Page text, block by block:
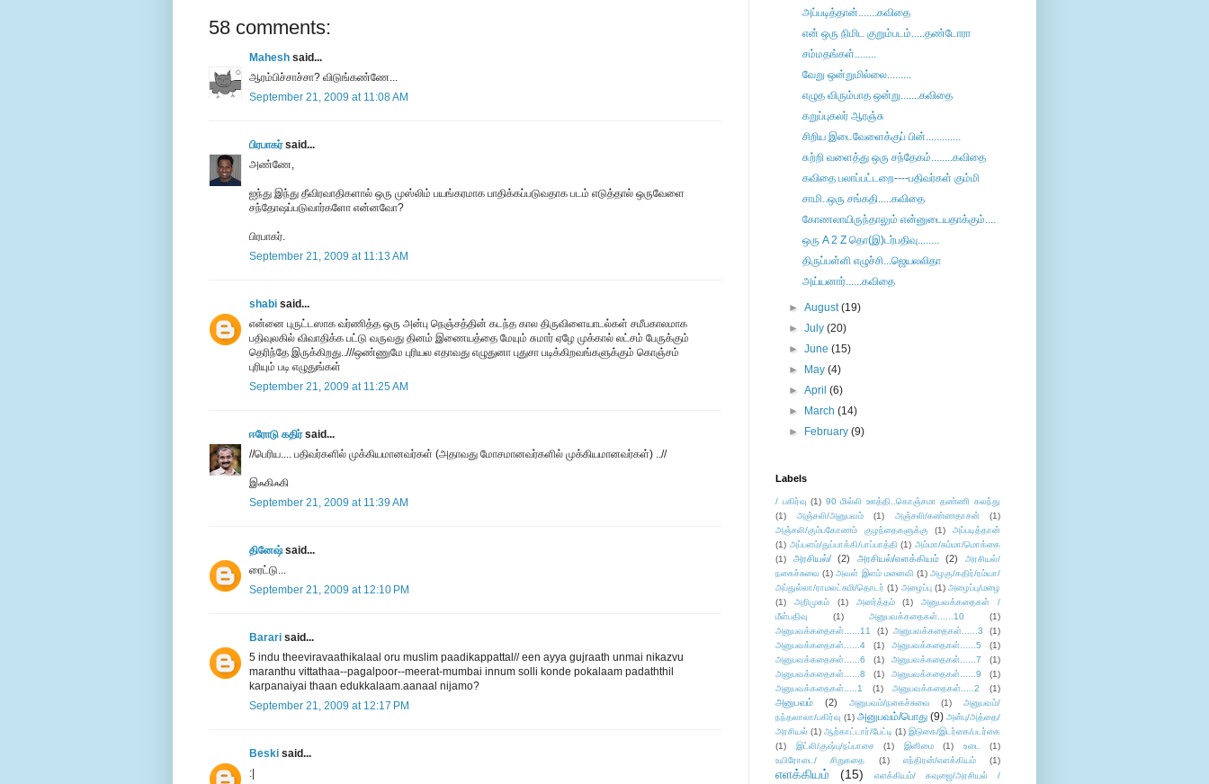
58 comments:
Mahesh said...
ஆரம்பிச்சாச்சா? விடுங்கண்ணே...
September 21, 2009 at 11:08 AM
பிரபாகர்said...
அண்ணே,
ஐந்து இந்து தீவிரவாதிகளால் ஒரு முஸ்லிம் பயங்கரமாக பாதிக்கப்படுவதாக படம் எடுத்தால் ஒருவேளை
சந்தோஷப்படுவார்களோ என்னவோ?
பிரபாகர்.
September 21, 2009 at 11:13 AM
shabi said...
என்னை புருட்டஸாக வர்ணித்த ஒரு அன்பு நெஞ்சத்தின் கடந்த கால திருவிளையாடல்கள் சமீபகாலமாக
பதிவுலகில் விவாதிக்க பட்டு வருவது தினம் இணையத்தை மேயும் சுமார் ஏழே முக்கால் லட்சம் பேருக்கும்
தெரிந்தே இருக்கிறது..///ஒண்ணுமே புரியல எதாவது எழுதுனா புதுசா படிக்கிறவங்களுக்கும் கொஞ்சம்
புரியும் படி எழுதுங்கள்
September 21, 2009 at 11:25 AM
ஈரோடு கதிர்said...
//பெரிய.... பதிவர்களில் முக்கியமானவர்கள் (அதாவது மோசமானவர்களில் முக்கியமானவர்கள்) ..//
இஃகிஃகி
September 21, 2009 at 11:39 AM
தினேஷ்said...
ரைட்டு...
September 21, 2009 at 12:10 PM
Barari said...
5 indu theeviravaathikalaal oru muslim paadikappattal// een ayya gujraath unmai nikazvu
maranthu vittathaa--pagalpoor--meerat-mumbai innum solli konde pokalaam padaththil
karpanaiyai thaan edukkalaam.aanaal nijamo?
September 21, 2009 at 12:17 PM
Beski said...
:|
அப்படித்தான்.......கவிதை
என் ஒரு நிமிட குறும்படம்.....தண்டோரா
சம்மதங்கள்........
வேறு ஒன்றுமில்லை.........
எழுத விரும்பாத ஒன்று.......கவிதை
கறுப்புகலர் ஆரஞ்சு
சிறிய இடைவேளைக்குப் பின்.............
சுற்றி வளைத்து ஒரு சந்தேகம்........கவிதை
கவிதை பலாப்பட்டறை----பதிவர்கள் கும்மி
சாமி..ஒரு சங்கதி.....கவிதை
கோணலாயிருந்தாலும் என்னுடையதாக்கும்....
ஒரு A 2 Z தொ(இ)டர்பதிவு........
திருப்பள்ளி எழுச்சி...ஜெயலலிதா
அய்யனார்......கவிதை
►August(19)
►July(20)
►June(15)
►
May(4)
►April(6)
►
March(14)
►
February(9)
Labels
/ பகிர்வு (1) 90 மில்லி ஊத்தி..கொஞ்சமா தண்ணி கலந்து
(1)
அஞ்சலி/அனுபவம் (1) அஞ்சலி/கண்ணதாசன்
(1)
அஞ்சலி/கும்பகோணம் குழந்தைகளுக்கு
(1)
அப்படித்தான்
(1) அப்பளம்/துப்பாக்கி/பாப்பாத்தி (1) அம்மா/சும்மா/மொக்கை
(1)
அரசியல்/ (2) அரசியல்/எளக்கியம் (2)
அரசியல்/
நகைச்சுவை (1) அவள் இளம் மனைவி (1) அழகு/கதிர்/ரம்யா/
அப்துல்லா/ராமலட்சுமி/தொடர் (1) அழைப்பு (1) அழைப்பு/மழை
(1)
அறிமுகம் (1) அனர்த்தம் (1)
அனுபவக்கதைகள் /
மீள்பதிவு
(1) அனுபவக்கதைகள்......10
(1)
அனுபவக்கதைகள்......11
(1) அனுபவக்கதைகள்......3
(1)
அனுபவக்கதைகள்......4
(1) அனுபவக்கதைகள்......5
(1)
அனுபவக்கதைகள்......6
(1) அனுபவக்கதைகள்......7
(1)
அனுபவக்கதைகள்......8
(1) அனுபவக்கதைகள்......9
(1)
அனுபவக்கதைகள்.....1
(1) அனுபவக்கதைகள்.....2 (1)
அனுபவம் (2) அனுபவம்/நகைச்சுவை (1)
அனுபவம்/
நந்தலாலா/பகிர்வு (1) அனுபவம்/பொது (9) அன்பு/அத்தை/
அரசியல் (1) ஆற்காட்டார்/பேட்டி (1) இடுகை/இடர்கை/படர்கை
(1)
இட்லி/குஷ்பு/நப்பாசை (1) இனிமை (1) உடை
(1)
உயிரோடை/ சிறுகதை
(1) எந்திரன்/எளக்கியம் (1)
எளக்கியம் (15)
எளக்கியம்/ கவுஜை/அரசியல் /